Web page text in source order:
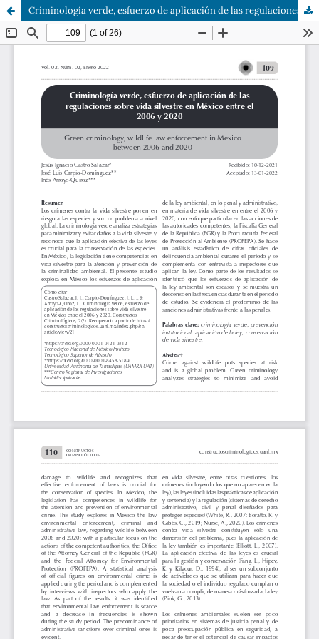
Criminología verde, esfuerzo de aplicación de las regulaciones sobre vida silvestre en México entre el 2006 y 2020